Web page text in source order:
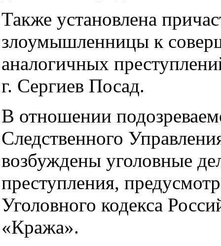
Также установлена
злоумышленницы к
аналогичных
г. Сергиев Посад.
В отношении
Следственного
возбуждены уголовные
преступления,
Уголовного кодекса
«Кража».